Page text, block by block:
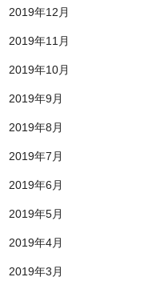
2019年12月
2019年11月
2019年10月
2019年9月
2019年8月
2019年7月
2019年6月
2019年5月
2019年4月
2019年3月